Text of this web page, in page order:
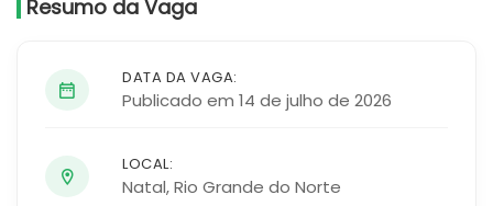
Resumo da Vaga
DATA DA VAGA:
Publicado em 14 de julho de 2026
LOCAL:
Natal,Rio Grande do Norte